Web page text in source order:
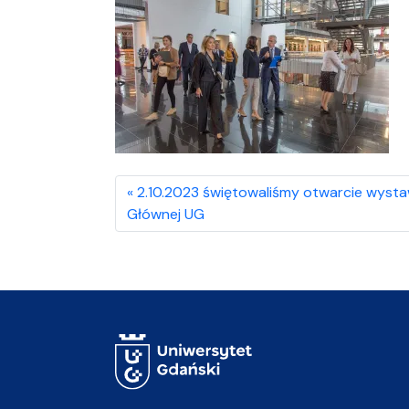
2.10.2023 świętowaliśmy otwarcie
Głównej UG